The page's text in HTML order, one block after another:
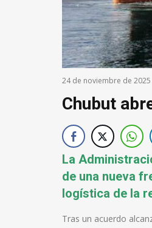
24 de noviembre de 2025
Chubut
La
de una nueva
logística de la
Tras un acuerdo